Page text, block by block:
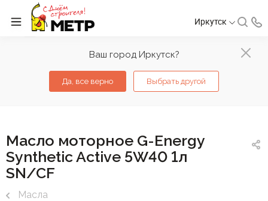
Ваш город Иркутск?
Да, все верно Выбрать другой
Иркутск
Масло моторное G-Energy
Synthetic Active 5W40 1л
SN/CF
Масла